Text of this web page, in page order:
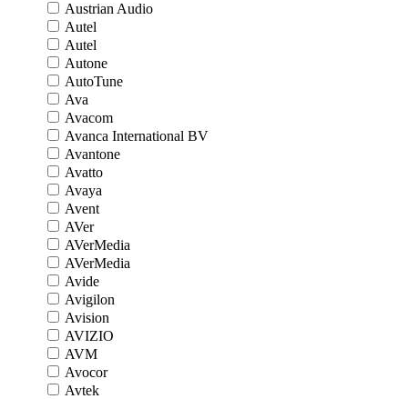
Austrian Audio
Autel
Autel
Autone
AutoTune
Ava
Avacom
Avanca International BV
Avantone
Avatto
Avaya
Avent
AVer
AVerMedia
AVerMedia
Avide
Avigilon
Avision
AVIZIO
AVM
Avocor
Avtek